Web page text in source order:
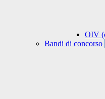
OIV
Bandi di concorso